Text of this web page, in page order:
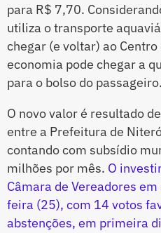
para R$ 7,70.
utiliza o transporte
chegar (e voltar) ao
economia pode chegar a
para o bolso do passageiro.
O novo valor é resultado
entre a Prefeitura de
contando com subsídio
milhões por mês. O
Câmara de Vereadores
feira (25), com 14 votos
abstenções, em primeira